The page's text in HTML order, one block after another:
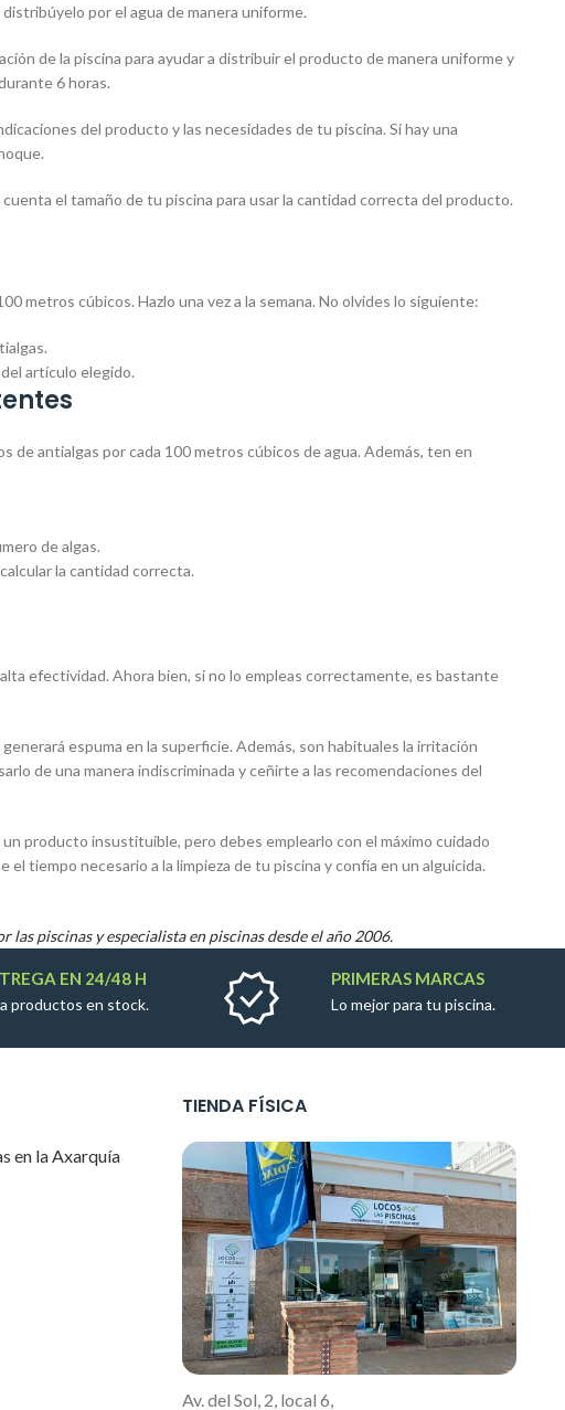
por el agua de manera uniforme.
de la piscina para ayudar a distribuir el producto de manera uniforme y
6 horas.
del producto y las necesidades de tu piscina. Si hay una
el tamaño de tu piscina para usar la cantidad correcta del producto.
metros cúbicos. Hazlo una vez a la semana. No olvides lo siguiente:
artículo elegido.
de antialgas por cada 100 metros cúbicos de agua. Además, ten en
de algas.
la cantidad correcta.
efectividad. Ahora bien, si no lo empleas correctamente, es bastante
espuma en la superficie. Además, son habituales la irritación
de una manera indiscriminada y ceñirte a las recomendaciones del
un producto insustituible, pero debes emplearlo con el máximo cuidado
tiempo necesario a la limpieza de tu piscina y confía en un alguicida.
las piscinas y especialista en piscinas desde el año 2006.
EN 24/48 H
productos en stock.
PRIMERAS MARCAS
Lo mejor para tu piscina.
en la Axarquía
TIENDA FÍSICA
Av. del Sol, 2, local 6,